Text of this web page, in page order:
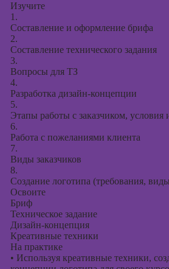
Изучите
1.
Составление и оформление брифа
2.
Составление технического задания
3.
Вопросы для ТЗ
4.
Разработка дизайн-концепции
5.
Этапы работы с заказчиком, условия
6.
Работа с пожеланиями клиента
7.
Виды заказчиков
8.
Создание логотипа (требования,
Освоите
Бриф
Техническое задание
Дизайн-концепция
Креативные техники
На практике
• Используя креативные техники,